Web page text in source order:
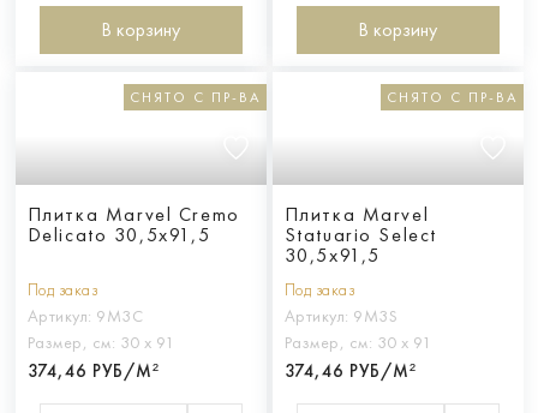
В корзину В корзину
СНЯТО С ПР-ВА
Плитка Marvel Cremo
Delicato 30,5x91,5
Под заказ
Артикул: 9M3C
Размер, см: 30 х 91
374,46 РУБ/М²
СНЯТО С ПР-ВА
Плитка Marvel
Statuario Select
30,5x91,5
Под заказ
Артикул: 9M3S
Размер, см: 30 х 91
374,46 РУБ/М²